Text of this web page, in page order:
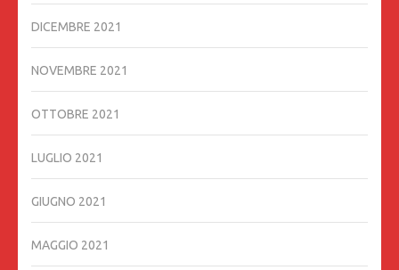
DICEMBRE 2021
NOVEMBRE 2021
OTTOBRE 2021
LUGLIO 2021
GIUGNO 2021
MAGGIO 2021